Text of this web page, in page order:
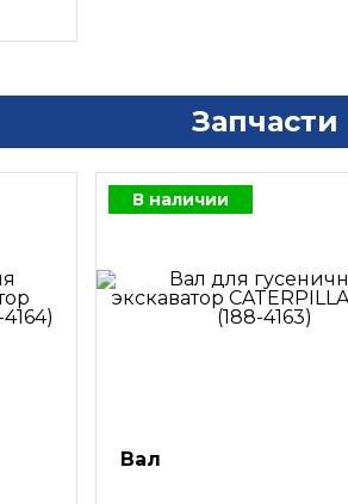
Запчасти
В наличии
Вал